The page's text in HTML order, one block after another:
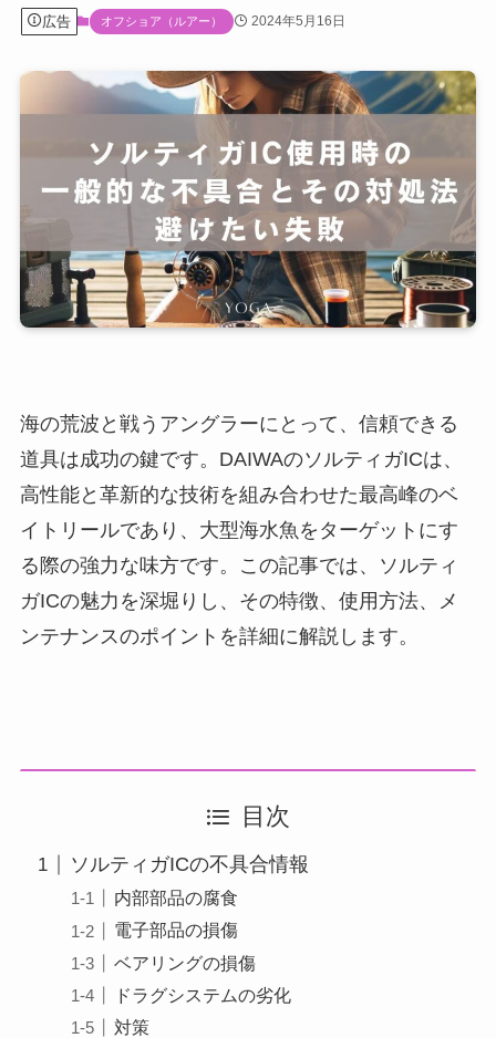
広告 オフショア（ルアー） 2024年5月16日
海の荒波と戦うアングラーにとって、信頼できる
道具は成功の鍵です。DAIWAのソルティガICは、
高性能と革新的な技術を組み合わせた最高峰のベ
イトリールであり、大型海水魚をターゲットにす
る際の強力な味方です。この記事では、ソルティ
ガICの魅力を深堀りし、その特徴、使用方法、メ
ンテナンスのポイントを詳細に解説します。
目次
ソルティガICの不具合情報
内部部品の腐食
電子部品の損傷
ベアリングの損傷
ドラグシステムの劣化
対策